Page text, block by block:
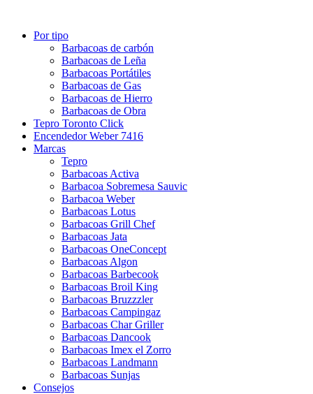
Por tipo
Barbacoas de carbón
Barbacoas de Leña
Barbacoas Portátiles
Barbacoas de Gas
Barbacoas de Hierro
Barbacoas de Obra
Tepro Toronto Click
Encendedor Weber 7416
Marcas
Tepro
Barbacoas Activa
Barbacoa Sobremesa Sauvic
Barbacoa Weber
Barbacoas Lotus
Barbacoas Grill Chef
Barbacoas Jata
Barbacoas OneConcept
Barbacoas Algon
Barbacoas Barbecook
Barbacoas Broil King
Barbacoas Bruzzzler
Barbacoas Campingaz
Barbacoas Char Griller
Barbacoas Dancook
Barbacoas Imex el Zorro
Barbacoas Landmann
Barbacoas Sunjas
Consejos